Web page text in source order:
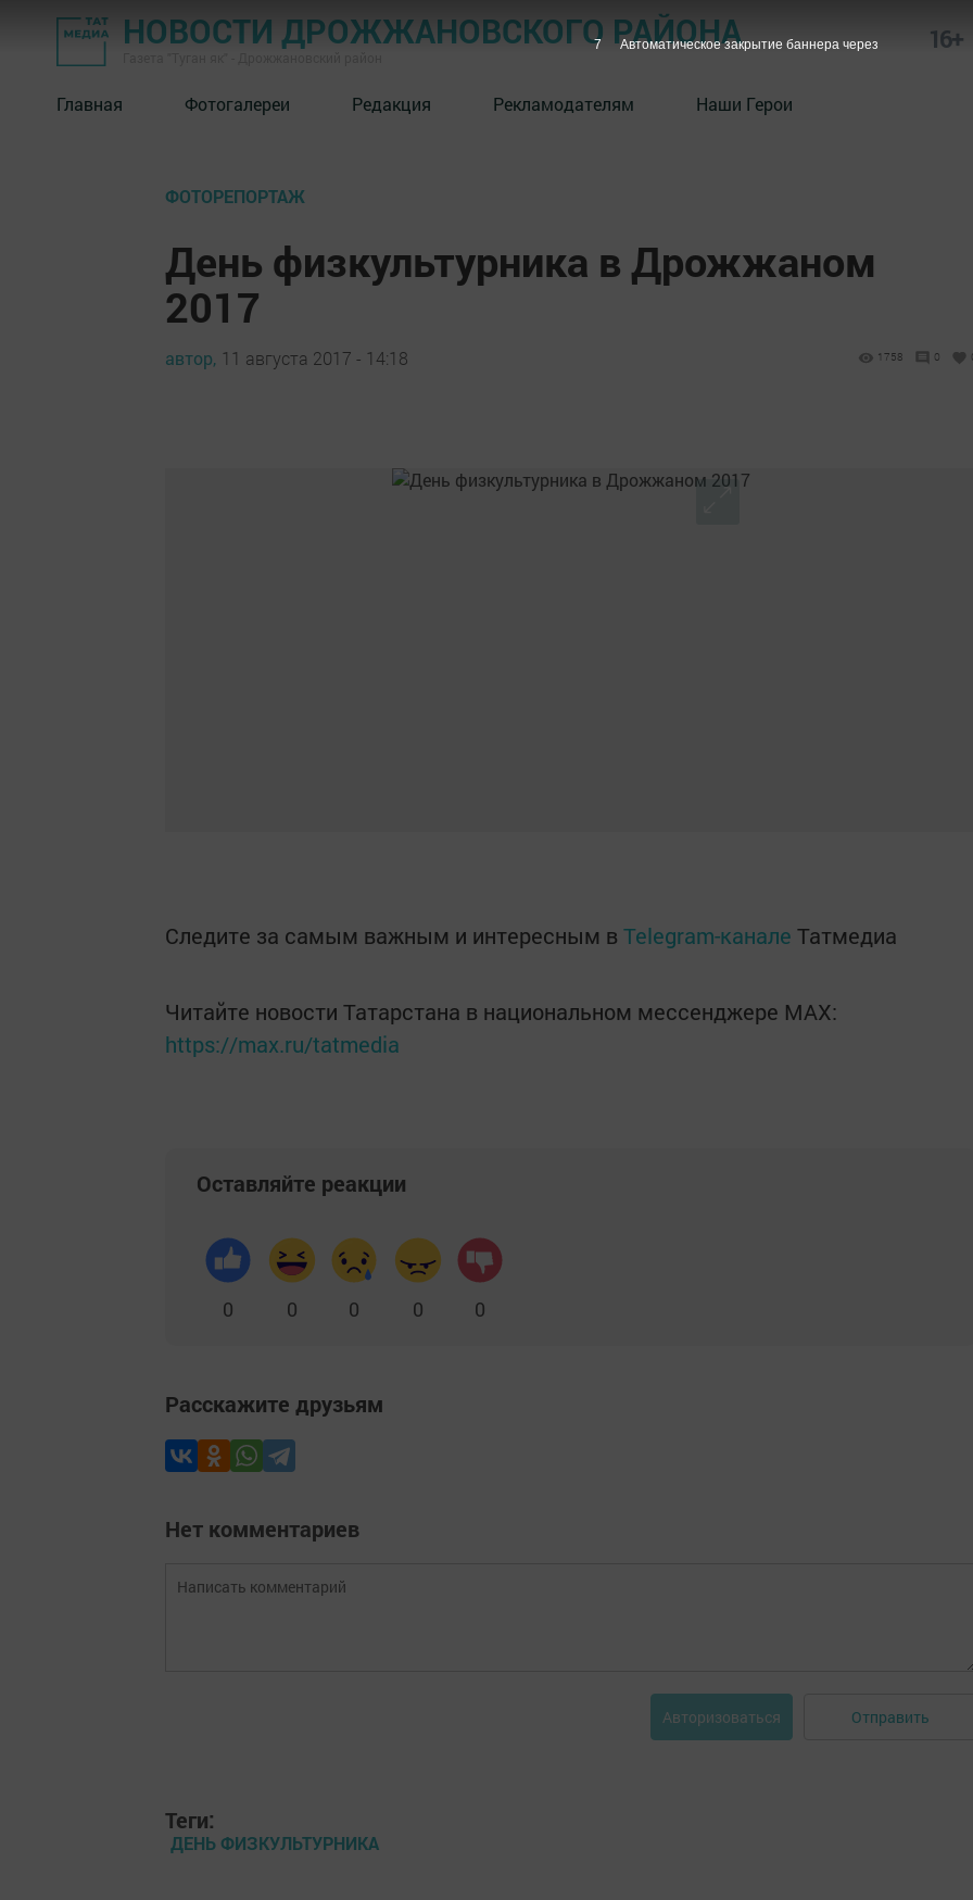
НОВОСТИ ДРОЖЖАНОВСКОГО РАЙОНА 16+
Главная Фотогалереи Редакция Рекламодателям Наши Герои
ФОТОРЕПОРТАЖ
День физкультурника в Дрожжаном
2017
автор, 11 августа 2017 - 14:18 1758 0
Следите за самым важным и интересным в Telegram-канале Татмедиа
Читайте новости Татарстана в национальном мессенджере MАХ:
https://max.ru/tatmedia
Оставляйте реакции
0 0 0 0 0
Расскажите друзьям
Нет комментариев
Авторизоваться Отправить
Теги:
ДЕНЬ ФИЗКУЛЬТУРНИКА
6 Автоматическое закрытие баннера через